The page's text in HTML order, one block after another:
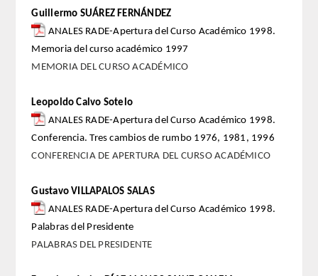
SECCIONES
TEOLOGÍA
DERECHO
MEDICINA
CIENCIAS EXPERIMENTALES
FARMACIA
Guillermo SUÁREZ FERNÁNDEZ
ANALES RADE-Apertura del Curso Académico 1998.
Memoria del curso académico 1997
MEMORIA DEL CURSO ACADÉMICO
Leopoldo Calvo Sotelo
ANALES RADE-Apertura del Curso Académico 1998.
Conferencia. Tres cambios de rumbo 1976, 1981, 1996
CONFERENCIA DE APERTURA DEL CURSO ACADÉMICO
Gustavo VILLAPALOS SALAS
ANALES RADE-Apertura del Curso Académico 1998.
Palabras del Presidente
PALABRAS DEL PRESIDENTE